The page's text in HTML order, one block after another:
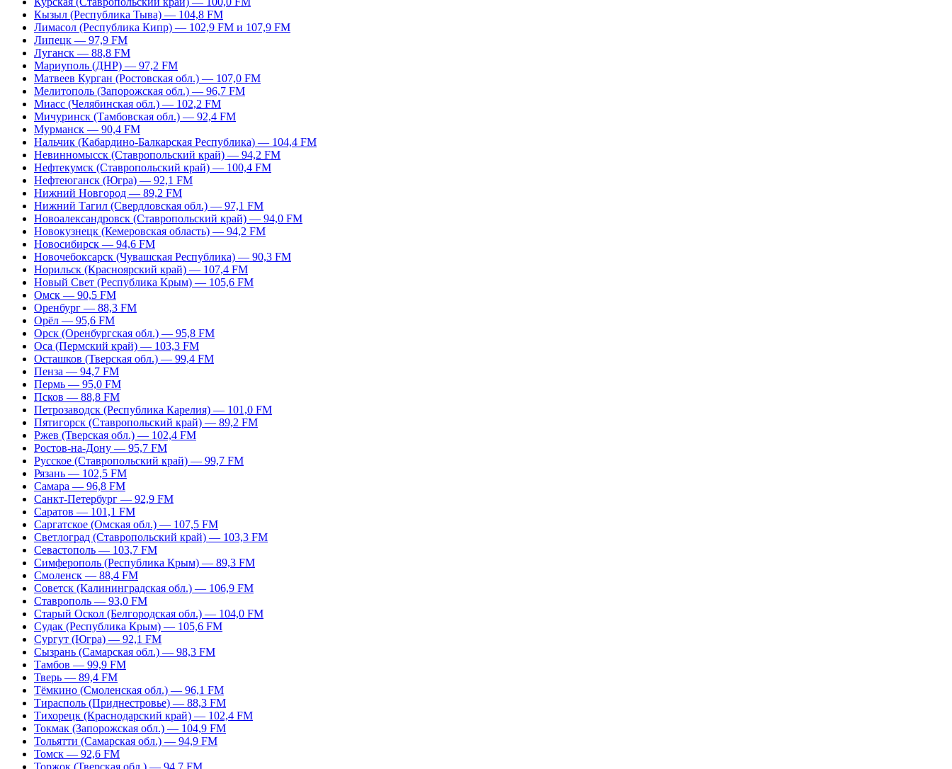
Кызыл (Республика Тыва) — 104,8 FM
Лимасол (Республика Кипр) — 102,9 FM и 107,9 FM
Липецк — 97,9 FM
Луганск — 88,8 FM
Мариуполь (ДНР) — 97,2 FM
Матвеев Курган (Ростовская обл.) — 107,0 FM
Мелитополь (Запорожская обл.) — 96,7 FM
Миасс (Челябинская обл.) — 102,2 FM
Мичуринск (Тамбовская обл.) — 92,4 FM
Мурманск — 90,4 FM
Нальчик (Кабардино-Балкарская Республика) — 104,4 FM
Невинномысск (Ставропольский край) — 94,2 FM
Нефтекумск (Ставропольский край) — 100,4 FM
Нефтеюганск (Югра) — 92,1 FM
Нижний Новгород — 89,2 FM
Нижний Тагил (Свердловская обл.) — 97,1 FM
Новоалександровск (Ставропольский край) — 94,0 FM
Новокузнецк (Кемеровская область) — 94,2 FM
Новосибирск — 94,6 FM
Новочебоксарск (Чувашская Республика) — 90,3 FM
Норильск (Красноярский край) — 107,4 FM
Новый Свет (Республика Крым) — 105,6 FM
Омск — 90,5 FM
Оренбург — 88,3 FM
Орёл — 95,6 FM
Орск (Оренбургская обл.) — 95,8 FM
Оса (Пермский край) — 103,3 FM
Осташков (Тверская обл.) — 99,4 FM
Пенза — 94,7 FM
Пермь — 95,0 FM
Псков — 88,8 FM
Петрозаводск (Республика Карелия) — 101,0 FM
Пятигорск (Ставропольский край) — 89,2 FM
Ржев (Тверская обл.) — 102,4 FM
Ростов-на-Дону — 95,7 FM
Русское (Ставропольский край) — 99,7 FM
Рязань — 102,5 FM
Самара — 96,8 FM
Санкт-Петербург — 92,9 FM
Саратов — 101,1 FM
Саргатское (Омская обл.) — 107,5 FM
Светлоград (Ставропольский край) — 103,3 FM
Севастополь — 103,7 FM
Симферополь (Республика Крым) — 89,3 FM
Смоленск — 88,4 FM
Советск (Калининградская обл.) — 106,9 FM
Ставрополь — 93,0 FM
Старый Оскол (Белгородская обл.) — 104,0 FM
Судак (Республика Крым) — 105,6 FM
Сургут (Югра) — 92,1 FM
Сызрань (Самарская обл.) — 98,3 FM
Тамбов — 99,9 FM
Тверь — 89,4 FM
Тёмкино (Смоленская обл.) — 96,1 FM
Тирасполь (Приднестровье) — 88,3 FM
Тихорецк (Краснодарский край) — 102,4 FM
Токмак (Запорожская обл.) — 104,9 FM
Тольятти (Самарская обл.) — 94,9 FM
Томск — 92,6 FM
Торжок (Тверская обл.) — 94,7 FM